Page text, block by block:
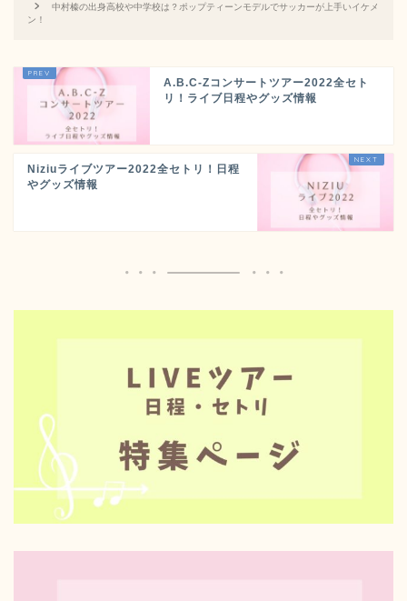
中村榛の出身高校や中学校は？ポップティーンモデルでサッカーが上手いイケメ
ン！
A.B.C-Zコンサートツアー2022全セト
リ！ライブ日程やグッズ情報
Niziuライブツアー2022全セトリ！日程
やグッズ情報